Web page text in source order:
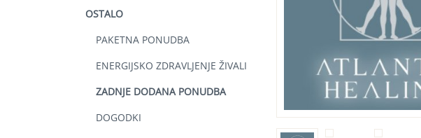
OSTALO
PAKETNA PONUDBA
ENERGIJSKO ZDRAVLJENJE ŽIVALI
ZADNJE DODANA PONUDBA
DOGODKI